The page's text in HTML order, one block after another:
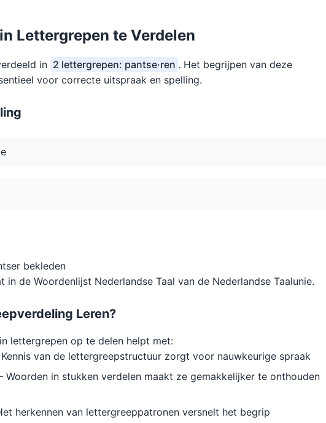
Lettergrepen te Verdelen
in 2 lettergrepen: pantse·ren . Het begrijpen van deze
voor correcte uitspraak en spelling.
bekleden
de Woordenlijst Nederlandse Taal van de Nederlandse Taalunie.
Leren?
in lettergrepen op te delen helpt met:
van de lettergreepstructuur zorgt voor nauwkeurige spraak
Woorden in stukken verdelen maakt ze gemakkelijker te onthouden
herkennen van lettergreeppatronen versnelt het begrip